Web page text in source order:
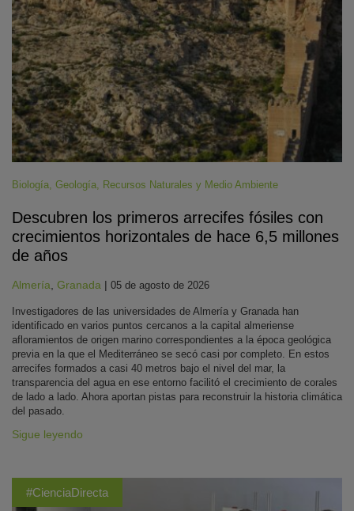
Biología Geología Recursos Naturales y Medio Ambiente
Descubren los primeros arrecifes fósiles con
crecimientos horizontales de hace 6,5 millones
de años
Almería Granada | 05 de agosto de 2026
Investigadores de las universidades de Almería y Granada han
identificado en varios puntos cercanos a la capital almeriense
afloramientos de origen marino correspondientes a la época geológica
previa en la que el Mediterráneo se secó casi por completo. En estos
arrecifes formados a casi 40 metros bajo el nivel del mar, la
transparencia del agua en ese entorno facilitó el crecimiento de corales
de lado a lado. Ahora aportan pistas para reconstruir la historia climática
del pasado.
Sigue leyendo
#CienciaDirecta